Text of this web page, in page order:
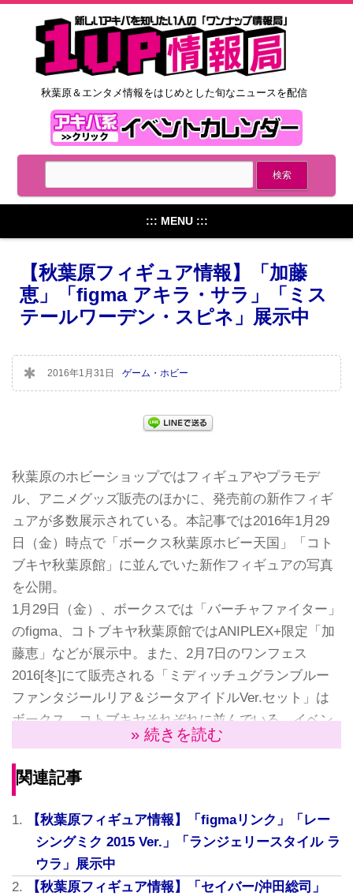
秋葉原＆エンタメ情報をはじめとした旬なニュースを配信
::: MENU :::
【秋葉原フィギュア情報】「加藤
恵」「figma アキラ・サラ」「ミス
テールワーデン・スピネ」展示中
2016年1月31日 ゲーム・ホビー
秋葉原のホビーショップではフィギュアやプラモデ
ル、アニメグッズ販売のほかに、発売前の新作フィギ
ュアが多数展示されている。本記事では2016年1月29
日（金）時点で「ボークス秋葉原ホビー天国」「コト
ブキヤ秋葉原館」に並んでいた新作フィギュアの写真
を公開。
1月29日（金）、ボークスでは「バーチャファイター」
のfigma、コトブキヤ秋葉原館ではANIPLEX+限定「加
藤恵」などが展示中。また、2月7日のワンフェス
2016[冬]にて販売される「ミディッチュグランブルー
ファンタジールリア＆ジータアイドルVer.セット」は
ボークス、コトブキヤそれぞれに並んでいる。イベン
ト前にチェックできるので、是非立ち寄ってみよう。
» 続きを読む
関連記事
【秋葉原フィギュア情報】「figmaリンク」「レー
シングミク 2015 Ver.」「ランジェリースタイル ラ
ウラ」展示中
【秋葉原フィギュア情報】「セイバー/沖田総司」